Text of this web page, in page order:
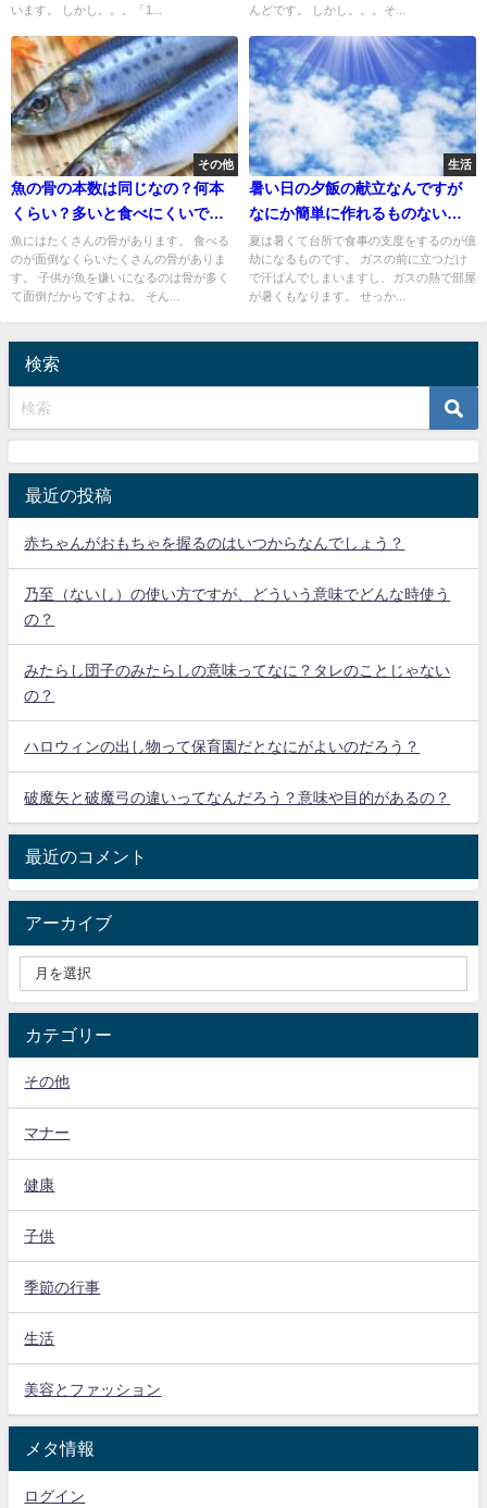
います。 しかし。。。「1...
んどです。 しかし。。。そ...
その他
魚の骨の本数は同じなの？何本
くらい？多いと食べにくいです
よね
魚にはたくさんの骨があります。 食べる
のが面倒なくらいたくさんの骨がありま
す。 子供が魚を嫌いになるのは骨が多く
て面倒だからですよね。 そん...
生活
暑い日の夕飯の献立なんですが
なにか簡単に作れるものないだ
ろうか？
夏は暑くて台所で食事の支度をするのが億
劫になるものです。 ガスの前に立つだけ
で汗ばんでしまいますし、ガスの熱で部屋
が暑くもなります。 せっか...
検索
最近の投稿
赤ちゃんがおもちゃを握るのはいつからなんでしょう？
乃至（ないし）の使い方ですが、どういう意味でどんな時使う
の？
みたらし団子のみたらしの意味ってなに？タレのことじゃない
の？
ハロウィンの出し物って保育園だとなにがよいのだろう？
破魔矢と破魔弓の違いってなんだろう？意味や目的があるの？
最近のコメント
アーカイブ
カテゴリー
その他
マナー
健康
子供
季節の行事
生活
美容とファッション
メタ情報
ログイン